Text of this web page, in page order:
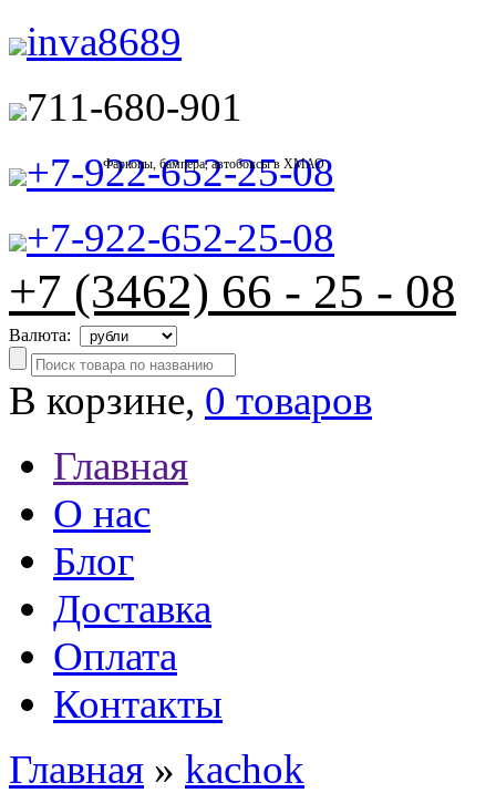
Фаркопы, бампера, автобоксы в ХМАО
inva8689
711-680-901
+7-922-652-25-08
+7-922-652-25-08
+7 (3462) 66 - 25 - 08
Валюта:
В корзине, 0 товаров
Главная
О нас
Блог
Доставка
Оплата
Контакты
Главная » kachok